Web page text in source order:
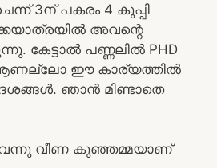
3ന് പകരം 4 കുപ്പി
അവന്റെ
കേട്ടാൽ പണ്ണലിൽ PHD
ഈ കാര്യത്തിൽ
ഞാൻ മിണ്ടാതെ
വീണ കുഞ്ഞമ്മയാണ്